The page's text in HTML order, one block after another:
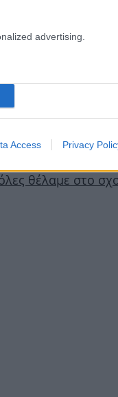
advertising.
Access Privacy
είναι το πιο
θέλαμε στο